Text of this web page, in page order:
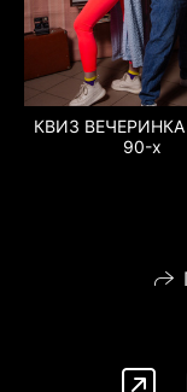
КВИЗ ВЕЧЕРИНКА
90-х